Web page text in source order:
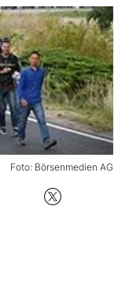
Foto: Börsenmedien AG